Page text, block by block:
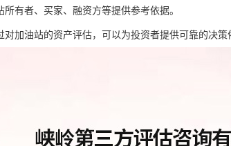
有者、买家、融资方等提供参考依据。
加油站的资产评估，可以为投资者提供可靠的决策